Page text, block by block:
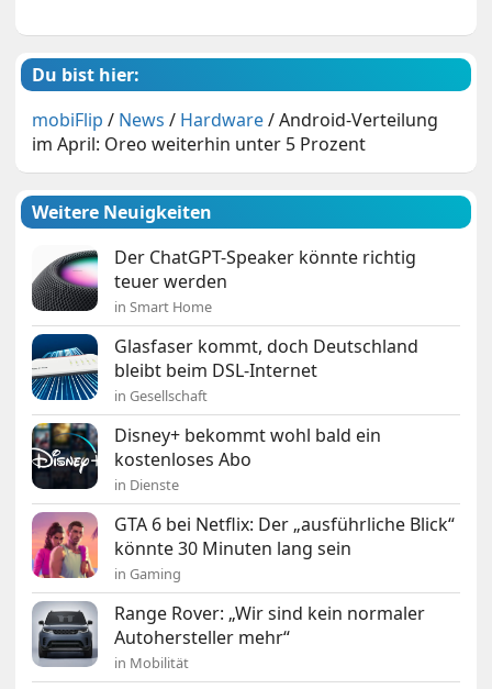
Du bist hier:
mobiFlip / News / Hardware/Android-Verteilung
im April: Oreo weiterhin unter 5 Prozent
Weitere Neuigkeiten
Der ChatGPT-Speaker könnte richtig
teuer werden
in Smart Home
Glasfaser kommt, doch Deutschland
bleibt beim DSL-Internet
in Gesellschaft
Disney+ bekommt wohl bald ein
kostenloses Abo
in Dienste
GTA 6 bei Netflix: Der „ausführliche Blick“
könnte 30 Minuten lang sein
in Gaming
Range Rover: „Wir sind kein normaler
Autohersteller mehr“
in Mobilität